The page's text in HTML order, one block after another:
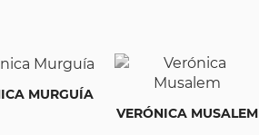
MURGUÍA
VERÓNICA MUSALEM